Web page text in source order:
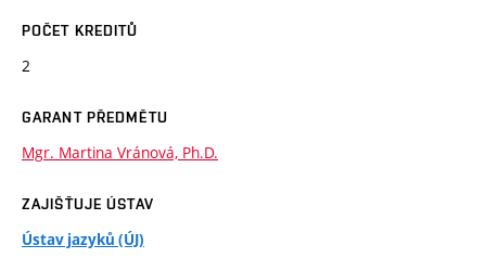
POČET KREDITŮ
2
GARANT PŘEDMĚTU
Mgr. Martina Vránová, Ph.D.
ZAJIŠŤUJE ÚSTAV
Ústav jazyků (ÚJ)